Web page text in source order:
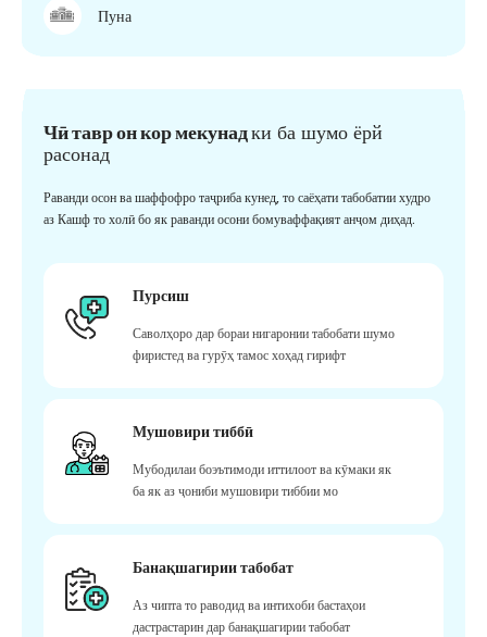
Пуна
Чӣ тавр он кор мекунадки ба шумо ёрй
расонад
Раванди осон ва шаффофро таҷриба кунед, то саёҳати табобатии худро
аз Кашф то холӣ бо як раванди осони бомуваффақият анҷом диҳад.
Пурсиш
Саволҳоро дар бораи нигаронии табобати шумо
фиристед ва гурӯҳ тамос хоҳад гирифт
Мушовири тиббӣ
Мубодилаи боэътимоди иттилоот ва кӯмаки як
ба як аз ҷониби мушовири тиббии мо
Банақшагирии табобат
Аз чипта то раводид ва интихоби бастаҳои
дастрастарин дар банақшагирии табобат